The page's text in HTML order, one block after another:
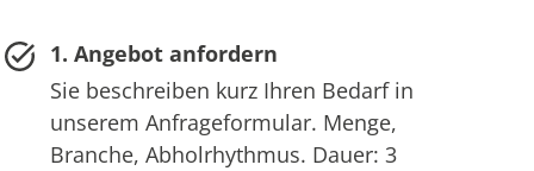
1. Angebot anfordern
Sie beschreiben kurz Ihren Bedarf in
unserem Anfrageformular. Menge,
Branche, Abholrhythmus. Dauer: 3